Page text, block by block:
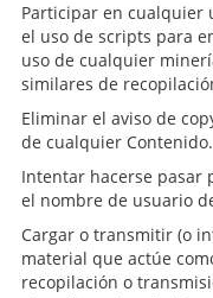
Participar en cualquier
el uso de scripts para
uso de cualquier
similares de
Eliminar el aviso de
de cualquier Contenido.
Intentar hacerse pasar
el nombre de usuario
Cargar o transmitir (o
material que actúe
recopilación o